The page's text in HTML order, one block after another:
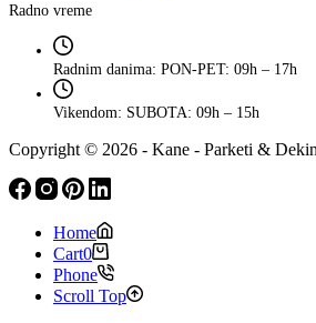
Radno vreme
Radnim danima: PON-PET: 09h – 17h
Vikendom: SUBOTA: 09h – 15h
Copyright © 2026 - Kane - Parketi &
Home
Cart0
Phone
Scroll Top